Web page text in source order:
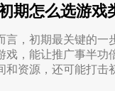
期怎么选游戏
言，初期最关键的一
戏，能让推广事半功
和资源，还可能打击